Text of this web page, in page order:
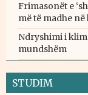
Frimasonët e
më të madhe
Ndryshimi i
mundshëm
STUDIM